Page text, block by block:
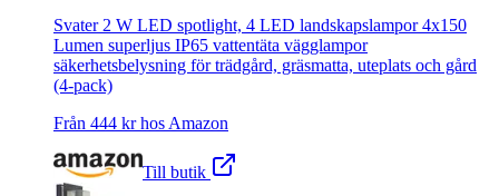
Svater 2 W LED spotlight, 4 LED landskapslampor 4x150
Lumen superljus IP65 vattentäta vägglampor
säkerhetsbelysning för trädgård, gräsmatta, uteplats och gård
(4-pack)
Från 444 kr hos Amazon
Till butik